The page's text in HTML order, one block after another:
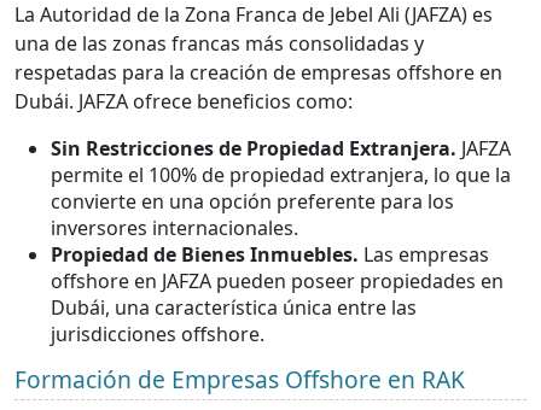
La Autoridad de la Zona Franca de Jebel Ali (JAFZA) es
una de las zonas francas más consolidadas y
respetadas para la creación de empresas offshore en
Dubái. JAFZA ofrece beneficios como:
Sin Restricciones de Propiedad Extranjera. JAFZA
permite el 100% de propiedad extranjera, lo que la
convierte en una opción preferente para los
inversores internacionales.
Propiedad de Bienes Inmuebles. Las empresas
offshore en JAFZA pueden poseer propiedades en
Dubái, una característica única entre las
jurisdicciones offshore.
Formación de Empresas Offshore en RAK